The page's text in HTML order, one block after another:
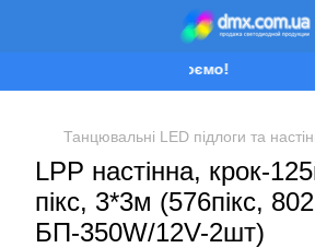
Ми працюємо!
Танцювальні LED підлоги та
LPP настінна, крок-
пікс, 3*3м (576пікс,
БП-350W/12V-2шт)